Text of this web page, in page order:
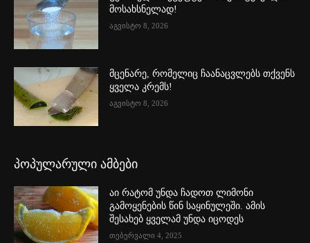
მოსახსნელად!
აგვისტო 8, 2026
მცენარე, რომელიც ჩაანაცვლებს თქვენს
ყველა კრემს!
აგვისტო 8, 2026
პოპულარული ამბები
აი რატომ უნდა ჩადოთ ლიმონი
გამოყენების წინ საყინულეში. ამის
შესახებ ყველამ უნდა იცოდეს
თებერვალი 4, 2025